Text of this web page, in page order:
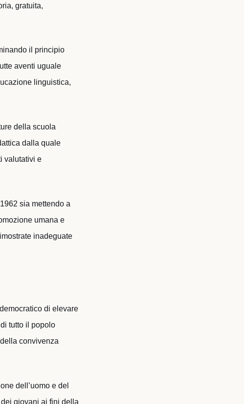
gratuita,
il principio
aventi uguale
linguistica,
della scuola
dalla quale
valutativi e
sia mettendo a
umana e
inadeguate
di elevare
tutto il popolo
convivenza
dell’uomo e del
giovani ai fini della